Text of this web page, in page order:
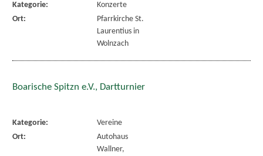
Kategorie:
Konzerte
Ort:
Pfarrkirche St.
Laurentius in
Wolnzach
Boarische Spitzn e.V., Dartturnier
Kategorie:
Vereine
Ort:
Autohaus
Wallner,